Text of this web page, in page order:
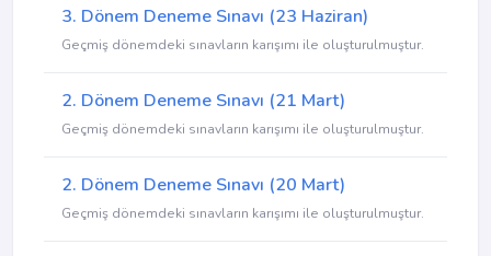
3. Dönem Deneme Sınavı (23 Haziran)
Geçmiş dönemdeki sınavların karışımı ile oluşturulmuştur.
2. Dönem Deneme Sınavı (21 Mart)
Geçmiş dönemdeki sınavların karışımı ile oluşturulmuştur.
2. Dönem Deneme Sınavı (20 Mart)
Geçmiş dönemdeki sınavların karışımı ile oluşturulmuştur.